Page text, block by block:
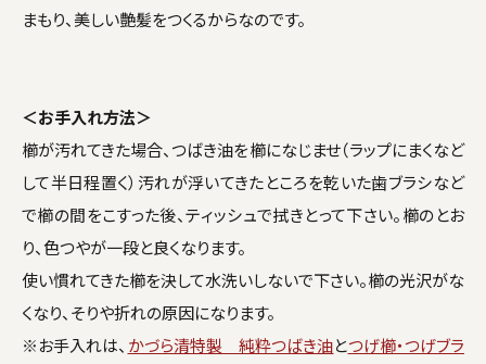
まもり、美しい艶髪をつくるからなのです。
＜お手入れ方法＞
櫛が汚れてきた場合、つばき油を櫛になじませ（ラップにまくなど
して半日程置く）汚れが浮いてきたところを乾いた歯ブラシなど
で櫛の間をこすった後、ティッシュで拭きとって下さい。櫛のとお
り、色つやが一段と良くなります。
使い慣れてきた櫛を決して水洗いしないで下さい。櫛の光沢がな
くなり、そりや折れの原因になります。
※お手入れは、 かづら清特製 純粋つばき油とつげ櫛・つげブラ